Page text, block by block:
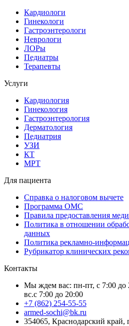
Кардиологи
Гинекологи
Гастроэнтерологи
Неврологи
ЛОРы
Педиатры
Терапевты
Услуги
Кардиология
Гинекология
Гастроэнтерология
Дерматология
Педиатрия
УЗИ
КТ
МРТ
Для пациента
Справка о налоговом вычете
Программа ОМС
Правила предоставления
Политика в отношении
данных
Политика рекламно-
Рубрикатор клинических
Контакты
Мы ждем вас: пн-пт, с 7:00 до
вс.с 7:00 до 20:00
+7 (862) 254-55-55
armed-sochi@bk.ru
354065, Краснодарский край,